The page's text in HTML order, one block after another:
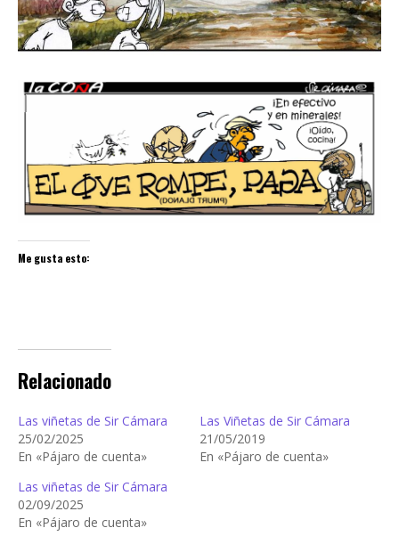
Me gusta esto:
Relacionado
Las viñetas de Sir Cámara
25/02/2025
En «Pájaro de cuenta»
Las Viñetas de Sir Cámara
21/05/2019
En «Pájaro de cuenta»
Las viñetas de Sir Cámara
02/09/2025
En «Pájaro de cuenta»